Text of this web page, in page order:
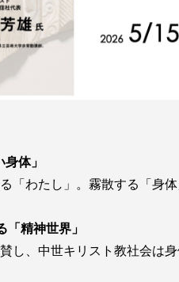
体」
「わたし」。霧散する「身
精神世界」
し、中世キリスト教社会は